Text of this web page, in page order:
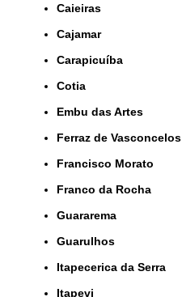
Caieiras
Cajamar
Carapicuíba
Cotia
Embu das Artes
Ferraz de Vasconcelos
Francisco Morato
Franco da Rocha
Guararema
Guarulhos
Itapecerica da Serra
Itapevi